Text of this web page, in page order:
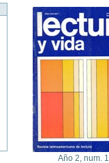
Año 2, num. 1